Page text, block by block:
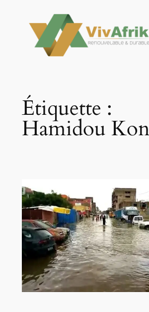
contenu
Étiquette :
Hamidou